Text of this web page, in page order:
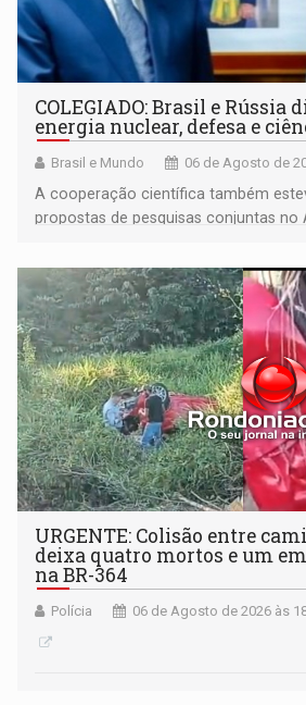
COLEGIADO: Brasil e Rússia
energia nuclear, defesa e
Brasil e Mundo 06 de Agosto de
A cooperação científica também
propostas de pesquisas conjuntas no
URGENTE: Colisão entre
deixa quatro mortos e um
na BR-364
Polícia 06 de Agosto de 2026 às